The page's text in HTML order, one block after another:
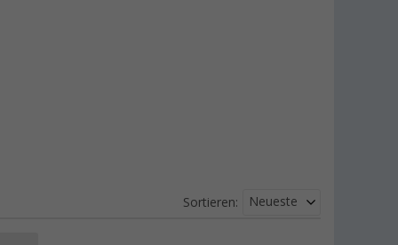
Sortieren: Neueste